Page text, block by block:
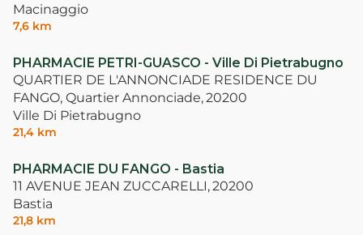
Macinaggio
7,6 km
PHARMACIE PETRI-GUASCO - Ville Di Pietrabugno
QUARTIER DE L'ANNONCIADE RESIDENCE DU
FANGO, Quartier Annonciade,20200
Ville Di Pietrabugno
21,4 km
PHARMACIE DU FANGO - Bastia
11 AVENUE JEAN ZUCCARELLI,20200
Bastia
21,8 km